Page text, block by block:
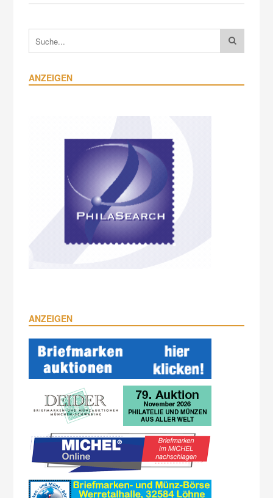
ANZEIGEN
ANZEIGEN